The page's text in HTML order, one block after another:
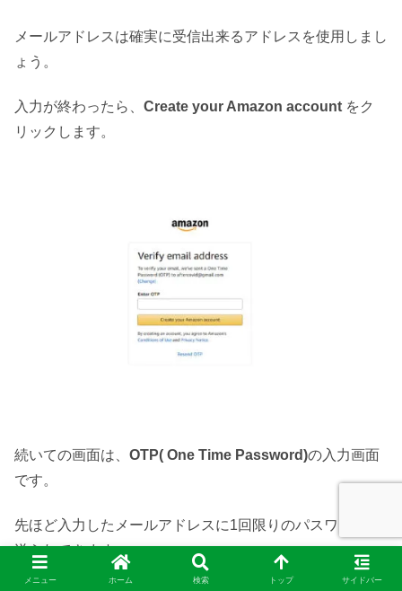
メールアドレスは確実に受信出来るアドレスを使用しまし
ょう。
入力が終わったら、 Create your Amazon account をク
リックします。
続いての画面は、 OTP( One Time Password)の入力画面
です。
先ほど入力したメールアドレスに1回限りのパスワードが
送られてきます。
メニュー ホーム 検索 トップ サイドバー